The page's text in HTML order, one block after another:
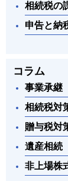
相続税の
申告と納
コラム
事業承継
相続税対
贈与税対
遺産相続
非上場株